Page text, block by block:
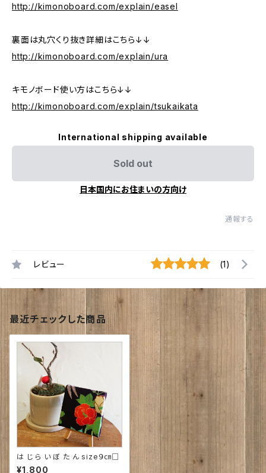
http://kimonoboard.com/explain/easel
裏面は丸穴くり抜き詳細はこちら↓↓
http://kimonoboard.com/explain/ura
キモノボード使い方はこちら↓↓
http://kimonoboard.com/explain/tsukaikata
International shipping available
Sold out
日本国内にお住まいの方向け
通報する
レビュー (1)
最近チェックした商品
は じ ら い ぼ た ん size９㎝□
¥1,800